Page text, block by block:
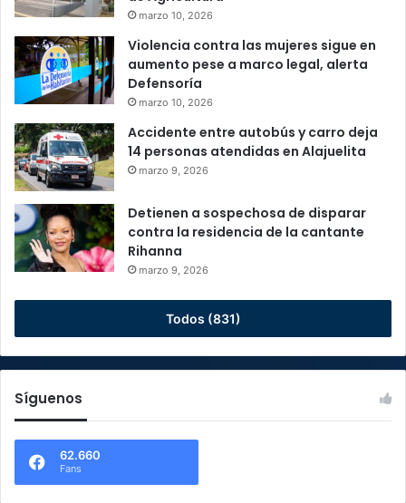
marzo 10, 2026
Violencia contra las mujeres sigue en
aumento pese a marco legal, alerta
Defensoría
marzo 10, 2026
Accidente entre autobús y carro deja
14 personas atendidas en Alajuelita
marzo 9, 2026
Detienen a sospechosa de disparar
contra la residencia de la cantante
Rihanna
marzo 9, 2026
Todos (831)
Síguenos
62.660
Fans